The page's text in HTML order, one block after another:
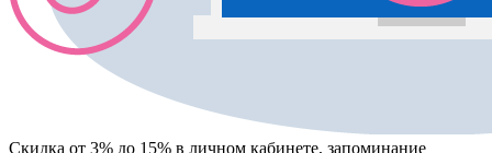
Скидка от 3% до 15% в личном кабинете, запоминание